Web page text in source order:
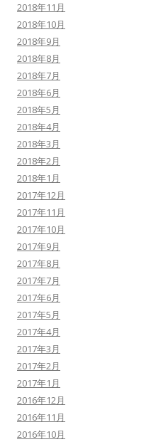
2018年11月
2018年10月
2018年9月
2018年8月
2018年7月
2018年6月
2018年5月
2018年4月
2018年3月
2018年2月
2018年1月
2017年12月
2017年11月
2017年10月
2017年9月
2017年8月
2017年7月
2017年6月
2017年5月
2017年4月
2017年3月
2017年2月
2017年1月
2016年12月
2016年11月
2016年10月